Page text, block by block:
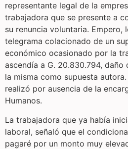
representante legal de la
trabajadora que se presente a
su renuncia voluntaria. Empero,
telegrama colacionado de un
económico ocasionado por la
ascendía a G. 20.830.794,
la misma como supuesta
realizó por ausencia de la
Humanos.
La trabajadora que ya había
laboral, señaló que el
pagaré por un monto muy